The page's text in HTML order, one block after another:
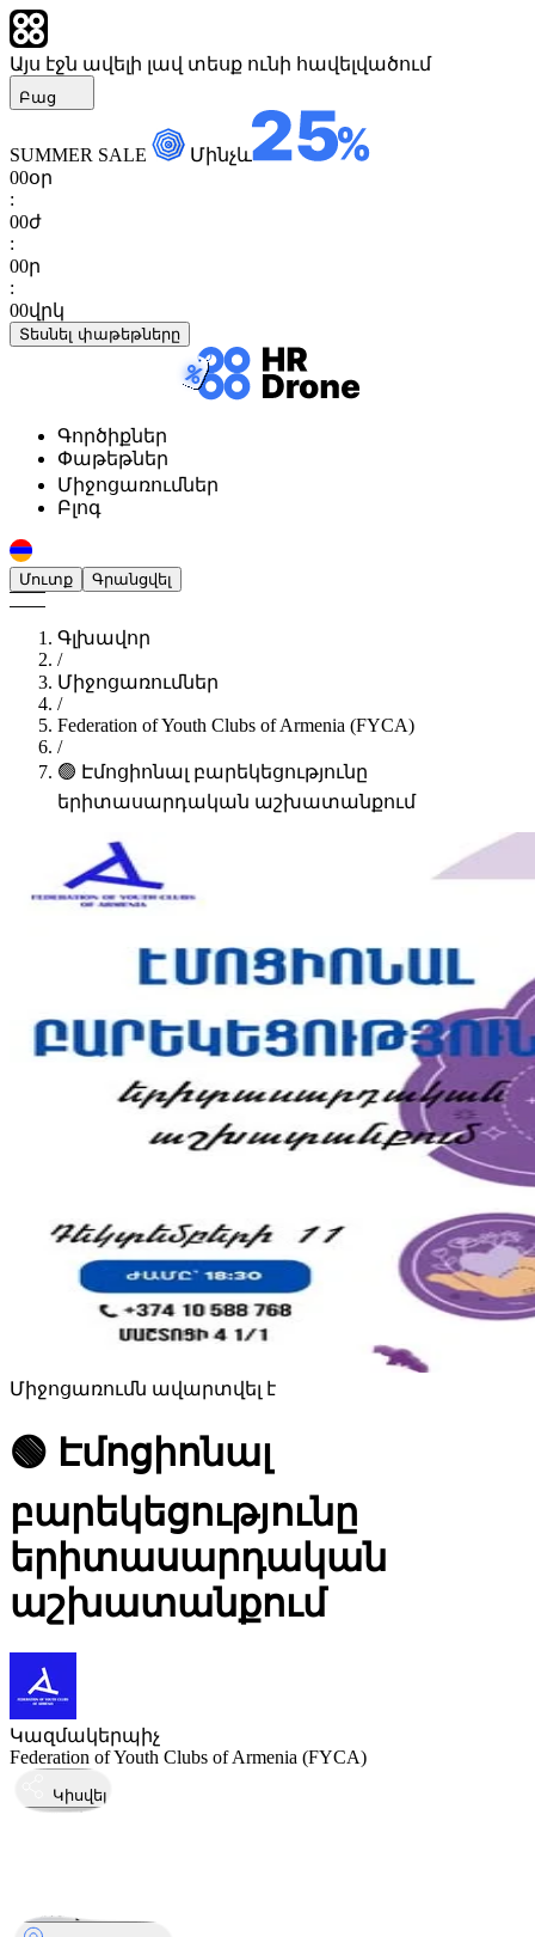
Այս էջն ավելի լավ տեսք ունի հավելվածում
Բաց
SUMMER SALE
Մինչև
00օր
:
00ժ
:
00ր
:
00վրկ
Տեսնել փաթեթները
Գործիքներ
Փաթեթներ
Միջոցառումներ
Բլոգ
Մուտք Գրանցվել
Գլխավոր
/
Միջոցառումներ
/
Federation of Youth Clubs of Armenia (FYCA)
/
🟢 Էմոցիոնալ բարեկեցությունը
երիտասարդական աշխատանքում
Միջոցառումն ավարտվել է
🟢 Էմոցիոնալ
բարեկեցությունը
երիտասարդական
աշխատանքում
Կազմակերպիչ
Federation of Youth Clubs of Armenia (FYCA)
Կիսվել
Կայացել է